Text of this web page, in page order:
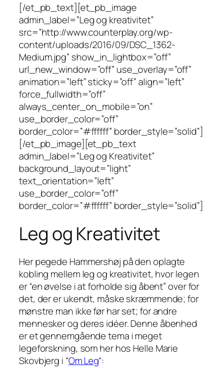
[/et_pb_text][et_pb_image
admin_label=”Leg og kreativitet”
src=”http://www.counterplay.org/wp-
content/uploads/2016/09/DSC_1362-
Medium.jpg” show_in_lightbox=”off”
url_new_window=”off” use_overlay=”off”
animation=”left” sticky=”off” align=”left”
force_fullwidth=”off”
always_center_on_mobile=”on”
use_border_color=”off”
border_color=”#ffffff” border_style=”solid”]
[/et_pb_image][et_pb_text
admin_label=”Leg og Kreativitet”
background_layout=”light”
text_orientation=”left”
use_border_color=”off”
border_color=”#ffffff” border_style=”solid”]
Leg og Kreativitet
Her pegede Hammershøj på den oplagte
kobling mellem leg og kreativitet, hvor legen
er “en øvelse i at forholde sig åbent” over for
det, der er ukendt, måske skræmmende; for
mønstre man ikke før har set; for andre
mennesker og deres idéer. Denne åbenhed
er et gennemgående tema i meget
legeforskning, som her hos Helle Marie
Skovbjerg i “Om Leg“: